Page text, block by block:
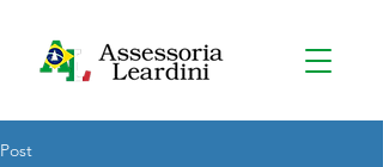
Post